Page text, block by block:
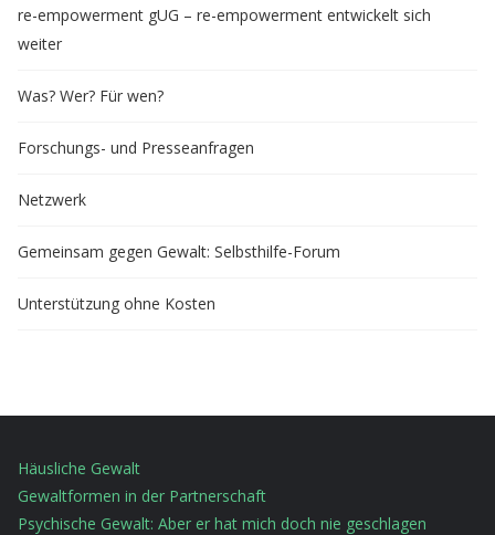
re-empowerment gUG – re-empowerment entwickelt sich
weiter
Was? Wer? Für wen?
Forschungs- und Presseanfragen
Netzwerk
Gemeinsam gegen Gewalt: Selbsthilfe-Forum
Unterstützung ohne Kosten
Häusliche Gewalt
Gewaltformen in der Partnerschaft
Psychische Gewalt: Aber er hat mich doch nie geschlagen